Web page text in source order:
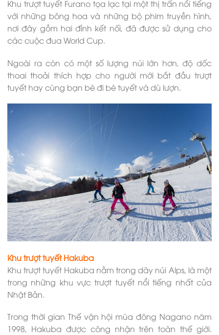
Khu trượt tuyết Furano tọa lạc tại một thị trấn nổi tiếng
với những bông hoa và những bộ phim truyền hình,
nơi đây gồm hai đỉnh kết nối, đã được sử dụng cho
các cuộc đua World Cup.
Ngoài ra còn có một số lượng núi lớn hơn, độ dốc
thoai thoải thích hợp cho người mới bắt đầu trượt
tuyết hay cùng bạn bè đi bè tuyết và dù lượn.
Khu trượt tuyết Hakuba
Khu trượt tuyết Hakuba nằm trong dãy núi Alps, là một
trong những khu vực trượt tuyết nổi tiếng nhất của
Nhật Bản.
Trong thời gian Thế vận hội mùa đông Nagano năm
1998, Hakuba được công nhận trên toàn thế giới.